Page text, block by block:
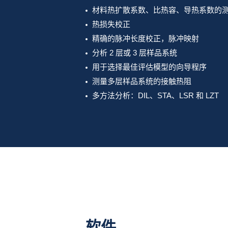
材料热扩散系数、比热容、导热系数的
热损失校正
精确的脉冲长度校正，脉冲映射
分析 2 层或 3 层样品系统
用于选择最佳评估模型的向导程序
测量多层样品系统的接触热阻
多方法分析：DIL、STA、LSR 和 LZT